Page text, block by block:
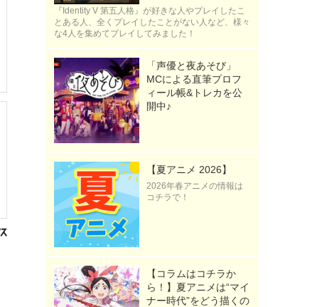
『Identity V 第五人格』が好きな人やプレイしたこ
とある人、全くプレイしたことがない人など、様々
な4人を集めてプレイしてみました！
「声優と夜あそび」
MCによる直筆プロフ
ィール帳&トレカを公
開中♪
【夏アニメ 2026】
2026年春アニメの情報は
コチラで！
【コラムはコチラか
ら！】夏アニメは“マイ
ナー時代”をどう描くの